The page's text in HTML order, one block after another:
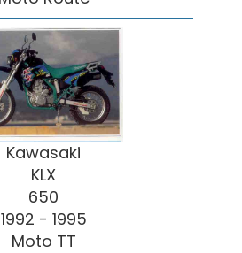
Kawasaki
KLX
650
1992 - 1995
Moto TT